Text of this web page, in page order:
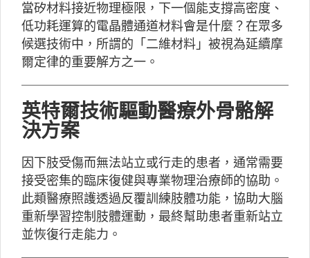
當矽材料接近物理極限，下一個能支撐高密度、
低功耗運算的電晶體通道材料會是什麼？在眾多
候選技術中，所謂的「二維材料」被視為延續摩
爾定律的重要解方之一。
英特爾技術驅動醫療外骨骼解
決方案
因下肢受傷而無法站立或行走的患者，通常需要
接受密集的臨床復健與專業物理治療師的協助。
此類醫療照護透過反覆訓練肢體功能，協助大腦
重新學習控制肢體運動，最終幫助患者重新站立
並恢復行走能力。